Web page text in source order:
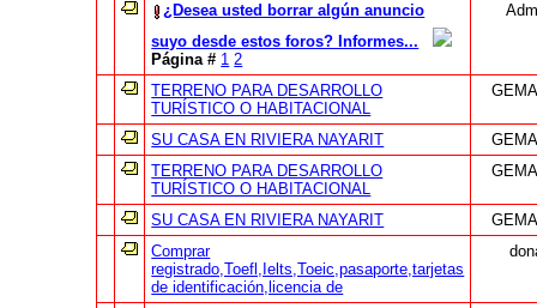
¿Desea usted borrar algún anuncio
suyo desde estos foros? Informes...
Página # 1 2
TERRENO PARA DESARROLLO
TURÍSTICO O HABITACIONAL
SU CASA EN RIVIERA NAYARIT
TERRENO PARA DESARROLLO
TURÍSTICO O HABITACIONAL
SU CASA EN RIVIERA NAYARIT
Comprar
registrado,Toefl,Ielts,Toeic,pasaporte,tarjetas
de identificación,licencia de